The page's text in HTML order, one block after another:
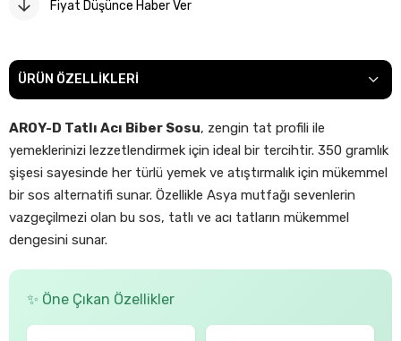
Fiyat Düşünce Haber Ver
ÜRÜN ÖZELLIKLERI
AROY-D Tatlı Acı Biber Sosu, zengin tat profili ile
yemeklerinizi lezzetlendirmek için ideal bir tercihtir. 350 gramlık
şişesi sayesinde her türlü yemek ve atıştırmalık için mükemmel
bir sos alternatifi sunar. Özellikle Asya mutfağı sevenlerin
vazgeçilmezi olan bu sos, tatlı ve acı tatların mükemmel
dengesini sunar.
✨ Öne Çıkan Özellikler